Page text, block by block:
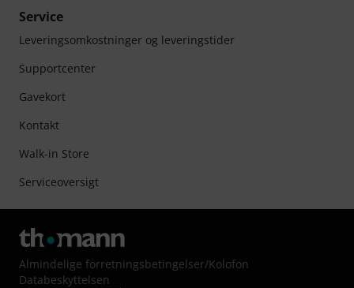
Service
Leveringsomkostninger og leveringstider
Supportcenter
Gavekort
Kontakt
Walk-in Store
Serviceoversigt
Almindelige forretningsbetingelser/Kolofon
Databeskyttelsen